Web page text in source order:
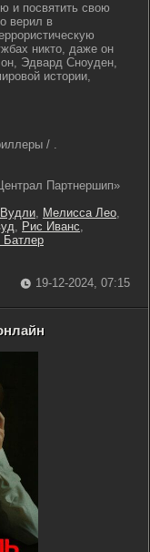
и посвятить свою
верил в
никто, даже он
Эдвард Сноуден,
истории,
/ .
Партнершип»
, Мелисса Лео,
, Рис Иванс,
19-12-2024, 07:15